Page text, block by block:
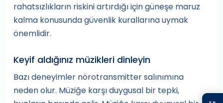
rahatsızlıkların riskini artırdığı için güneşe maruz
kalma konusunda güvenlik kurallarına uymak
önemlidir.
Keyif aldığınız müzikleri dinleyin
Bazı deneyimler nörotransmitter salınımına
neden olur. Müziğe karşı duygusal bir tepki,